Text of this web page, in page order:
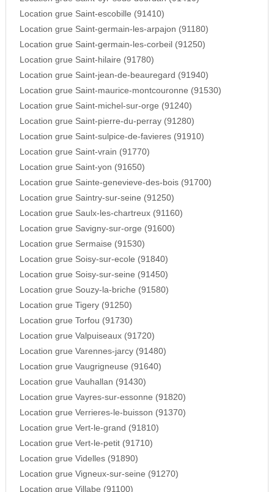
Location grue Saint-escobille (91410)
Location grue Saint-germain-les-arpajon (91180)
Location grue Saint-germain-les-corbeil (91250)
Location grue Saint-hilaire (91780)
Location grue Saint-jean-de-beauregard (91940)
Location grue Saint-maurice-montcouronne (91530)
Location grue Saint-michel-sur-orge (91240)
Location grue Saint-pierre-du-perray (91280)
Location grue Saint-sulpice-de-favieres (91910)
Location grue Saint-vrain (91770)
Location grue Saint-yon (91650)
Location grue Sainte-genevieve-des-bois (91700)
Location grue Saintry-sur-seine (91250)
Location grue Saulx-les-chartreux (91160)
Location grue Savigny-sur-orge (91600)
Location grue Sermaise (91530)
Location grue Soisy-sur-ecole (91840)
Location grue Soisy-sur-seine (91450)
Location grue Souzy-la-briche (91580)
Location grue Tigery (91250)
Location grue Torfou (91730)
Location grue Valpuiseaux (91720)
Location grue Varennes-jarcy (91480)
Location grue Vaugrigneuse (91640)
Location grue Vauhallan (91430)
Location grue Vayres-sur-essonne (91820)
Location grue Verrieres-le-buisson (91370)
Location grue Vert-le-grand (91810)
Location grue Vert-le-petit (91710)
Location grue Videlles (91890)
Location grue Vigneux-sur-seine (91270)
Location grue Villabe (91100)